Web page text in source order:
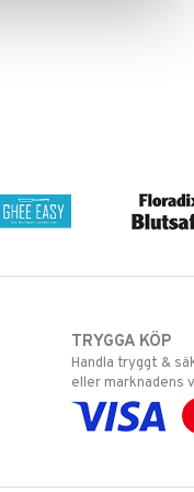
TRYGGA KÖP
Handla tryggt &
eller marknadens